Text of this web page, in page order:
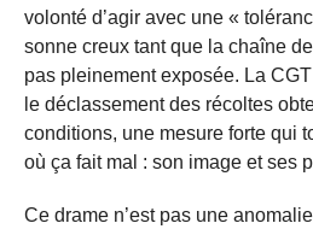
volonté d’agir avec une «
sonne creux tant que la chaîne
pas pleinement exposée. La
le déclassement des récoltes
conditions, une mesure forte qui
où ça fait mal : son image et ses
Ce drame n’est pas une